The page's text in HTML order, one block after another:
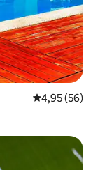
4,95 de uma
4,95 (56)